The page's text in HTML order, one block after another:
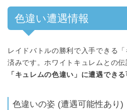
色違い遭遇情報
レイドバトルの勝利で入手できる
済みです。ホワイトキュレムとの
「キュレムの色違い」に遭遇でき
色違いの姿 (遭遇可能性あり)